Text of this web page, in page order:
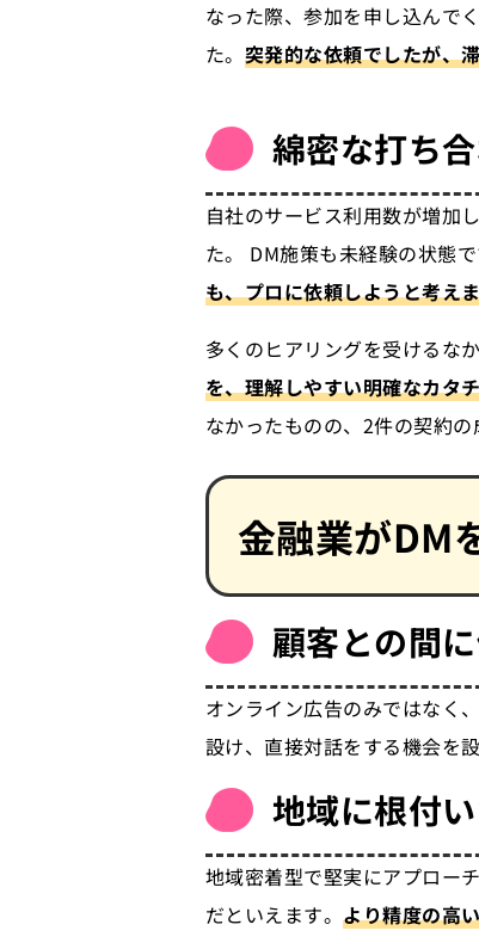
なった際、参加を申し込んで
た。 突発的な依頼でしたが、
綿密な打ち
自社のサービス利用数が増加
た。 DM施策も未経験の状態
も、プロに依頼しようと考え
多くのヒアリングを受けるな
を、理解しやすい明確なカタ
なかったものの、2件の契約
金融業がDM
顧客との間
オンライン広告のみではなく、
設け、直接対話をする機会を
地域に根付
地域密着型で堅実にアプロー
だといえます。より精度の高